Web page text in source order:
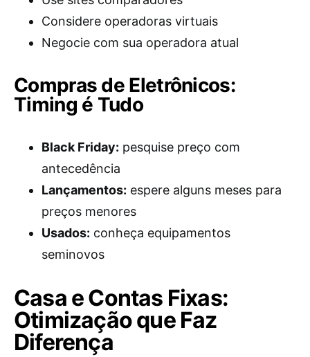
Considere operadoras virtuais
Negocie com sua operadora atual
Compras de Eletrônicos:
Timing é Tudo
Black Friday: pesquise preço com
antecedência
Lançamentos: espere alguns meses para
preços menores
Usados: conheça equipamentos
seminovos
Casa e Contas Fixas:
Otimização que Faz
Diferença